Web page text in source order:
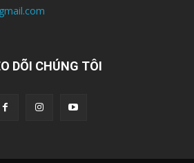
DÕI CHÚNG TÔI